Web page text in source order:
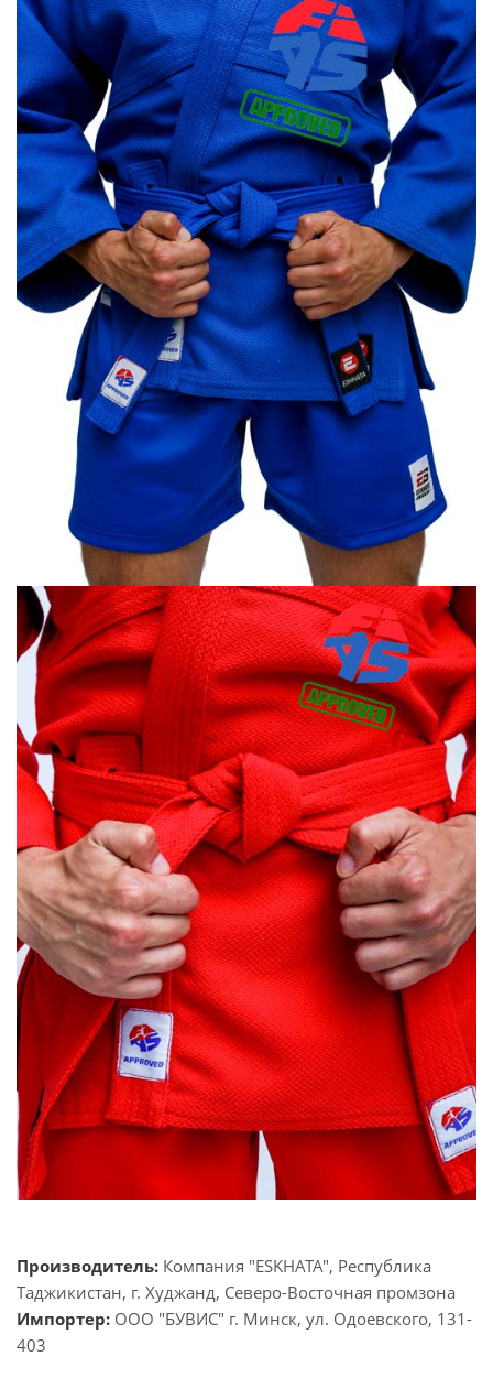
Производитель: Компания "ESKHATA", Республика
Таджикистан, г. Худжанд, Северо-Восточная промзона
Импортер: ООО "БУВИС" г. Минск, ул. Одоевского, 131-
403